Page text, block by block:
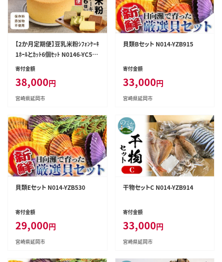
【2か月定期便】豆乳米粉ｼﾌｫﾝｹｰｷ
1ﾎｰﾙとｶｯﾄ6個ｾｯﾄ N0146-YC52
1
寄付金額
38,000円
宮崎県延岡市
貝類Bセット N014-YZB915
寄付金額
33,000円
宮崎県延岡市
貝類Eセット N014-YZB530
寄付金額
29,000円
宮崎県延岡市
干物セットC N014-YZB914
寄付金額
33,000円
宮崎県延岡市